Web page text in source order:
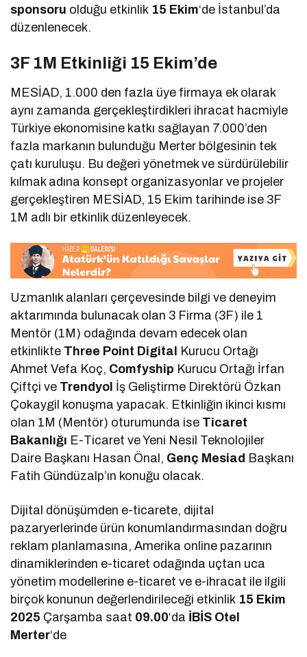
sponsoru olduğu etkinlik 15 Ekim‘de İstanbul’da
düzenlenecek.
3F 1M Etkinliği 15 Ekim’de
MESİAD, 1.000 den fazla üye firmaya ek olarak
aynı zamanda gerçekleştirdikleri ihracat hacmiyle
Türkiye ekonomisine katkı sağlayan 7.000’den
fazla markanın bulunduğu Merter bölgesinin tek
çatı kuruluşu. Bu değeri yönetmek ve sürdürülebilir
kılmak adına konsept organizasyonlar ve projeler
gerçekleştiren MESİAD, 15 Ekim tarihinde ise 3F
1M adlı bir etkinlik düzenleyecek.
Uzmanlık alanları çerçevesinde bilgi ve deneyim
aktarımında bulunacak olan 3 Firma (3F) ile 1
Mentör (1M) odağında devam edecek olan
etkinlikte Three Point Digital Kurucu Ortağı
Ahmet Vefa Koç, Comfyship Kurucu Ortağı İrfan
Çiftçi ve Trendyol İş Geliştirme Direktörü Özkan
Çokaygil konuşma yapacak. Etkinliğin ikinci kısmı
olan 1M (Mentör) oturumunda ise Ticaret
Bakanlığı E-Ticaret ve Yeni Nesil Teknolojiler
Daire Başkanı Hasan Önal, Genç Mesiad Başkanı
Fatih Gündüzalp’ın konuğu olacak.
Dijital dönüşümden e-ticarete, dijital
pazaryerlerinde ürün konumlandırmasından doğru
reklam planlamasına, Amerika online pazarının
dinamiklerinden e-ticaret odağında uçtan uca
yönetim modellerine e-ticaret ve e-ihracat ile ilgili
birçok konunun değerlendirileceği etkinlik 15 Ekim
2025 Çarşamba saat 09.00‘da İBİS Otel
Merter‘de